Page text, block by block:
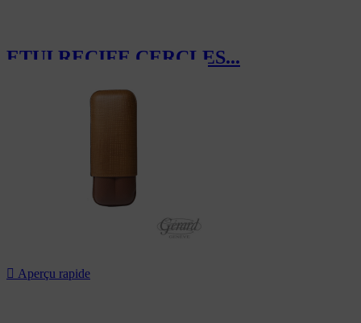
ETUI RECIFE CERCLES...
 Aperçu rapide